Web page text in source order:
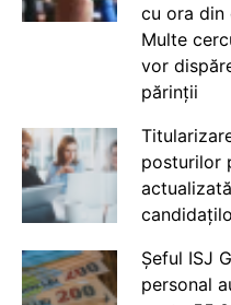
cu ora din
Multe
vor
părinții
posturilor
Șeful ISJ
personal